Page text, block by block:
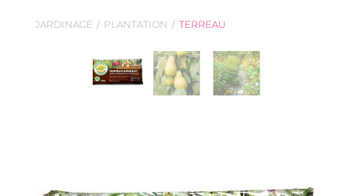
JARDINAGE PLANTATION TERREAU